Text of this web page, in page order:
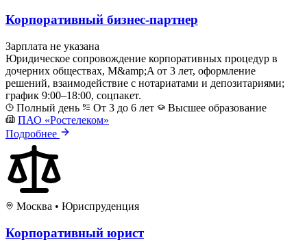
Корпоративный бизнес-партнер
Зарплата не указана
Юридическое сопровождение корпоративных процедур в
дочерних обществах, M&amp;A от 3 лет, оформление
решений, взаимодействие с нотариатами и депозитариями;
график 9:00–18:00, соцпакет.
Полный день
От 3 до 6 лет
Высшее образование
ПАО «Ростелеком»
Подробнее
Москва • Юриспруденция
Корпоративный юрист